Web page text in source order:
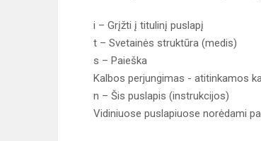
i – Grįžti į titulinį puslapį
t – Svetainės struktūra (medis)
s – Paieška
Kalbos perjungimas - atitinkamos
n – Šis puslapis (instrukcijos)
Vidiniuose puslapiuose norėdami